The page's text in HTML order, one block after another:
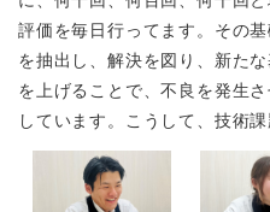
評価を毎日行ってます。その
を抽出し、解決を図り、新た
を上げることで、不良を発生
しています。こうして、技術